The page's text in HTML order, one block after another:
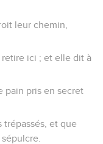
leur chemin,
ici ; et elle dit à
pain pris en secret
trépassés, et que